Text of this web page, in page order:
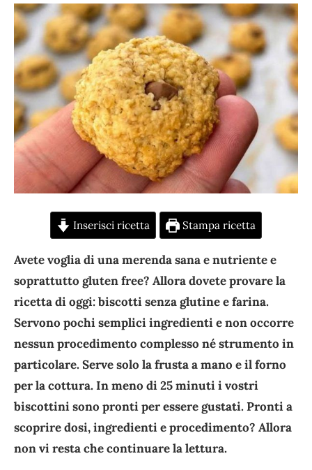
Inserisci ricetta Stampa ricetta
Avete voglia di una merenda sana e nutriente e
soprattutto gluten free? Allora dovete provare la
ricetta di oggi: biscotti senza glutine e farina.
Servono pochi semplici ingredienti e non occorre
nessun procedimento complesso né strumento in
particolare. Serve solo la frusta a mano e il forno
per la cottura. In meno di 25 minuti i vostri
biscottini sono pronti per essere gustati. Pronti a
scoprire dosi, ingredienti e procedimento? Allora
non vi resta che continuare la lettura.